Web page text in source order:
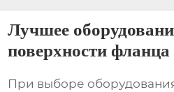
Лучшее
поверхности
При выборе